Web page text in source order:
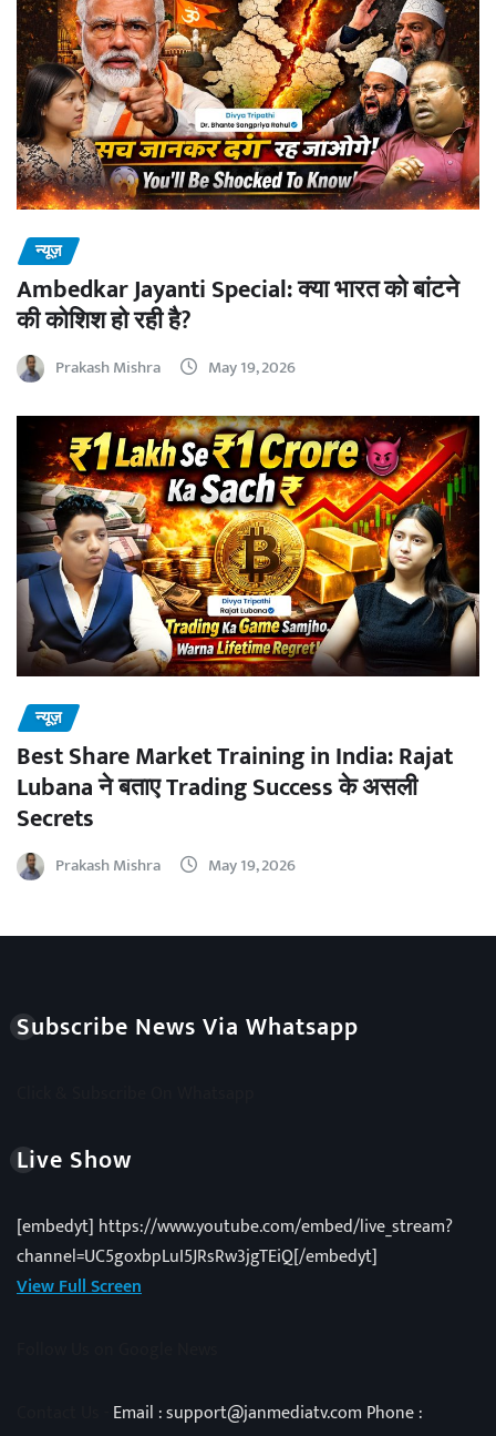
न्यूज़
Ambedkar Jayanti Special: क्या भारत को बांटने
की कोशिश हो रही है?
Prakash Mishra May 19, 2026
न्यूज़
Best Share Market Training in India: Rajat
Lubana ने बताए Trading Success के असली
Secrets
Prakash Mishra May 19, 2026
Subscribe News Via Whatsapp
Live Show
[embedyt] https://www.youtube.com/embed/live_stream?
channel=UC5goxbpLuI5JRsRw3jgTEiQ[/embedyt]
View Full Screen
Email : support@janmediatv.com Phone :